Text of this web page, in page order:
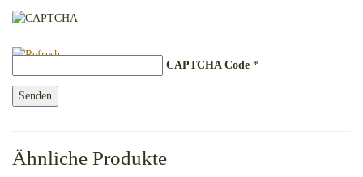
CAPTCHA Code *
Ähnliche Produkte